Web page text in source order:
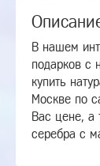
В нашем
подарков с
купить
Москве по
Вас цене, а
серебра с